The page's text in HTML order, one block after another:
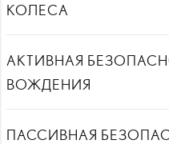
КОЛЕСА
АКТИВНАЯ
ВОЖДЕНИЯ
ПАССИВНАЯ